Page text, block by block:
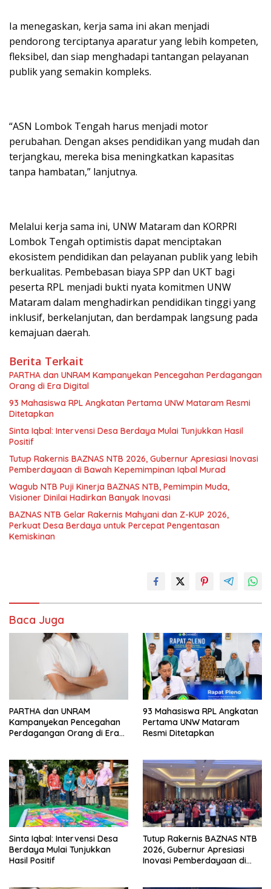
Ia menegaskan, kerja sama ini akan menjadi
pendorong terciptanya aparatur yang lebih kompeten,
fleksibel, dan siap menghadapi tantangan pelayanan
publik yang semakin kompleks.
“ASN Lombok Tengah harus menjadi motor
perubahan. Dengan akses pendidikan yang mudah dan
terjangkau, mereka bisa meningkatkan kapasitas
tanpa hambatan,” lanjutnya.
Melalui kerja sama ini, UNW Mataram dan KORPRI
Lombok Tengah optimistis dapat menciptakan
ekosistem pendidikan dan pelayanan publik yang lebih
berkualitas. Pembebasan biaya SPP dan UKT bagi
peserta RPL menjadi bukti nyata komitmen UNW
Mataram dalam menghadirkan pendidikan tinggi yang
inklusif, berkelanjutan, dan berdampak langsung pada
kemajuan daerah.
Berita Terkait
PARTHA dan UNRAM Kampanyekan Pencegahan Perdagangan
93 Mahasiswa RPL Angkatan Pertama UNW Mataram Resmi
Ditetapkan
Sinta Iqbal: Intervensi Desa Berdaya Mulai Tunjukkan Hasil
Positif
Tutup Rakernis BAZNAS NTB 2026, Gubernur Apresiasi Inovasi
Pemberdayaan di Bawah Kepemimpinan Iqbal Murad
Wagub NTB Puji Kinerja BAZNAS NTB, Pemimpin Muda,
Visioner Dinilai Hadirkan Banyak Inovasi
BAZNAS NTB Gelar Rakernis Mahyani dan Z-KUP 2026,
Perkuat Desa Berdaya untuk Percepat Pengentasan
Kemiskinan
Baca Juga
PARTHA dan UNRAM
Kampanyekan Pencegahan
Perdagangan Orang di Era
93 Mahasiswa RPL Angkatan
Pertama UNW Mataram
Resmi Ditetapkan
Sinta Iqbal: Intervensi Desa
Berdaya Mulai Tunjukkan
Hasil Positif
Tutup Rakernis BAZNAS NTB
2026, Gubernur Apresiasi
Inovasi Pemberdayaan di